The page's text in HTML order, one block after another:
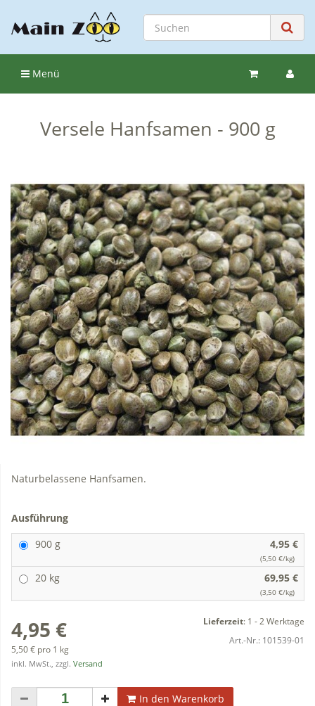
Menü
Versele Hanfsamen - 900 g
Naturbelassene Hanfsamen.
Ausführung
900 g
4,95 €
(5,50 €/kg)
20 kg 69,95 €
(3,50 €/kg)
4,95 €
5,50 € pro 1 kg
inkl. MwSt., zzgl. Versand
Lieferzeit: 1 - 2 Werktage
Art.-Nr.: 101539-01
In den Warenkorb